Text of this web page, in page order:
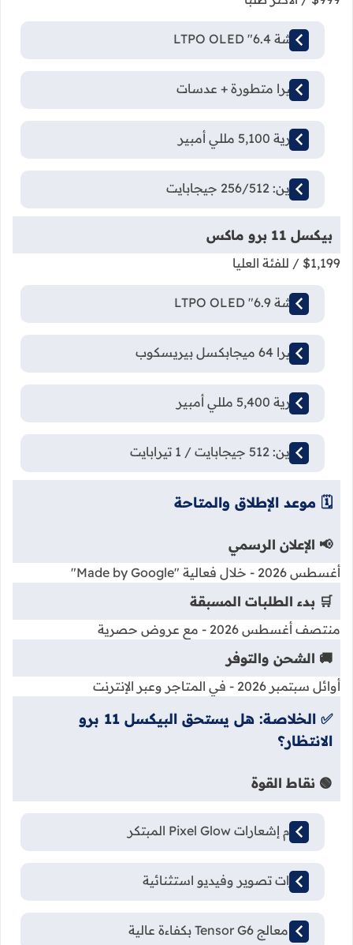
شاشة 6.4" LTPO OLED
كاميرا متطورة + عدسات
بطارية 5,100 مللي أمبير
تخزين: 256/512 جيجابايت
بيكسل 11 برو ماكس
$1,199 / للفئة العليا
شاشة 6.9" LTPO OLED
كاميرا 64 ميجابكسل بيريسكوب
بطارية 5,400 مللي أمبير
تخزين: 512 جيجابايت / 1 تيرابايت
🗓️ موعد الإطلاق والمتاحة
📢 الإعلان الرسمي
أغسطس 2026 - خلال فعالية "Made by Google"
🛒 بدء الطلبات المسبقة
منتصف أغسطس 2026 - مع عروض حصرية
🚚 الشحن والتوفر
أوائل سبتمبر 2026 - في المتاجر وعبر الإنترنت
✅ الخلاصة: هل يستحق البيكسل 11 برو
الانتظار؟
🟢 نقاط القوة
نظام إشعارات Pixel Glow المبتكر
قدرات تصوير وفيديو استثنائية
أداء معالج Tensor G6 بكفاءة عالية